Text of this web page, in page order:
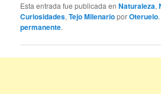
Esta entrada fue publicada enNaturaleza,
Curiosidades,Tejo MilenarioporOteruelo
permanente.